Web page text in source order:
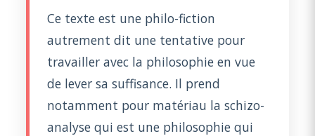
Ce texte est une philo-fiction
autrement dit une tentative pour
travailler avec la philosophie en vue
de lever sa suffisance. Il prend
notamment pour matériau la schizo-
analyse qui est une philosophie qui